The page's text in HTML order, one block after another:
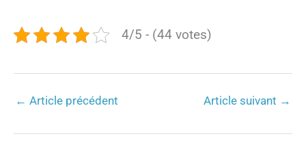
4/5 - (44 votes)
← Article précédent Article suivant →